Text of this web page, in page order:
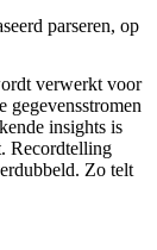
parseren, op
verwerkt voor
gegevensstromen
insights is
Recordtelling
Zo telt